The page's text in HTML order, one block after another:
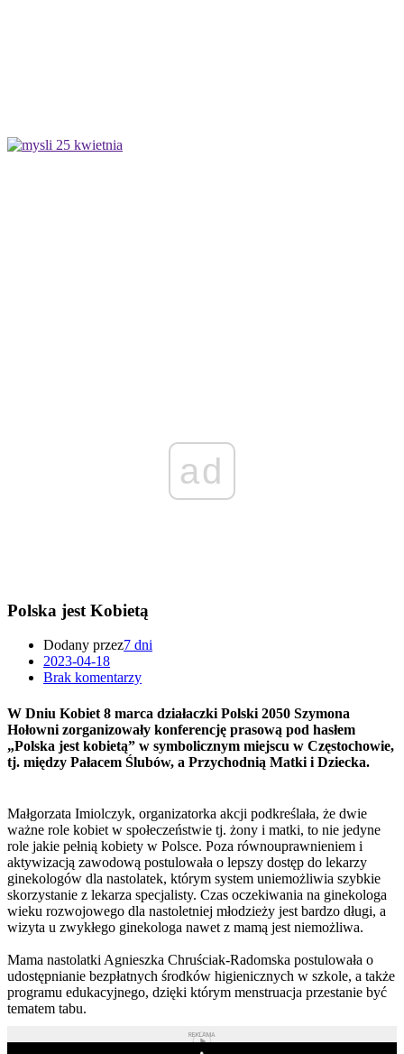
ad
Polska jest Kobietą
Dodany przez7 dni
2023-04-18
Brak komentarzy
W Dniu Kobiet 8 marca działaczki Polski 2050 Szymona
Hołowni zorganizowały konferencję prasową pod hasłem
„Polska jest kobietą” w symbolicznym miejscu w Częstochowie,
tj. między Pałacem Ślubów, a Przychodnią Matki i Dziecka.
Małgorzata Imiolczyk, organizatorka akcji podkreślała, że dwie
ważne role kobiet w społeczeństwie tj. żony i matki, to nie jedyne
role jakie pełnią kobiety w Polsce. Poza równouprawnieniem i
aktywizacją zawodową postulowała o lepszy dostęp do lekarzy
ginekologów dla nastolatek, którym system uniemożliwia szybkie
skorzystanie z lekarza specjalisty. Czas oczekiwania na ginekologa
wieku rozwojowego dla nastoletniej młodzieży jest bardzo długi, a
wizyta u zwykłego ginekologa nawet z mamą jest niemożliwa.
Mama nastolatki Agnieszka Chruściak-Radomska postulowała o
udostępnianie bezpłatnych środków higienicznych w szkole, a także
programu edukacyjnego, dzięki którym menstruacja przestanie być
tematem tabu.
REKLAMA